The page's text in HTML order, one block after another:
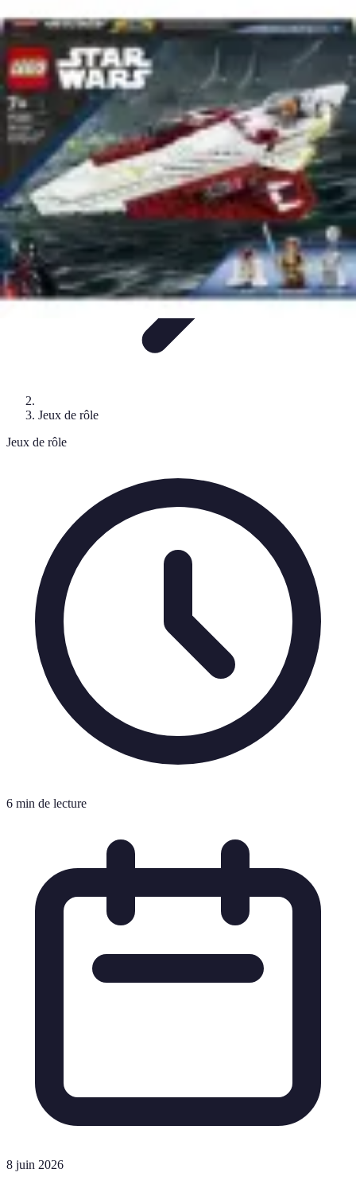
Tendances GamingÉquipement GamerGenres de
jeux
TendancesPsychologie et Sociologie
Univers Gamers
Jeux de rôle
Jeux de rôle
6 min de lecture
8 juin 2026